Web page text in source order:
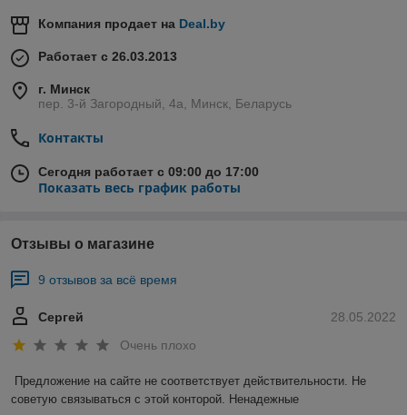
Компания продает на Deal.by
Работает с 26.03.2013
г. Минск
пер. 3-й Загородный, 4а, Минск, Беларусь
Контакты
Сегодня работает с 09:00 до 17:00
Показать весь график работы
Отзывы о магазине
9 отзывов за всё время
28.05.2022
Сергей
Очень плохо
Предложение на сайте не соответствует действительности. Не
советую связываться с этой конторой. Ненадежные